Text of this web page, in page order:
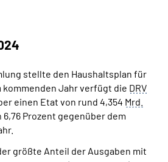
stellte den Haushaltsplan für
kommenden Jahr verfügt die DRV
einen Etat von rund 4,354 Mrd.
Prozent gegenüber dem
größte Anteil der Ausgaben mit